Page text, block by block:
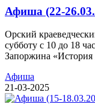
Афиша (22-
Орский
субботу с 10 до 18
Запоржина
Афиша
21-03-2025